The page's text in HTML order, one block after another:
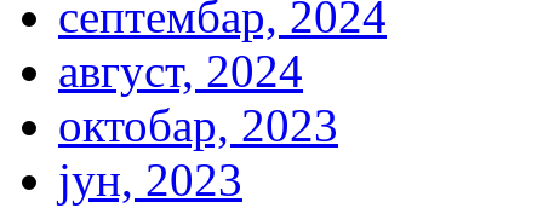
септембар, 2024
август, 2024
октобар, 2023
јун, 2023